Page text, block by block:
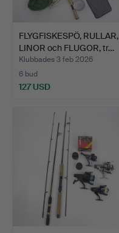
FLYGFISKESPÖ, RULLAR,
LINOR och FLUGOR, tr…
Klubbades 3 feb 2026
6 bud
127 USD